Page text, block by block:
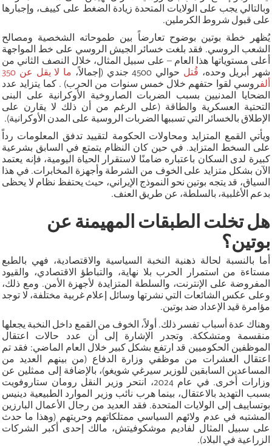
وبالتالي يجب على الولايات المتحدة زيادة الضغط على كييف، وإجبارها
على قبول شروط الكرملين.
يُظهر خطة بوتين بوضوح تعارضاً بين طموحاته الشخصية ومصالح
الشعب الروسي. فقد بلغت خسائر الجيش الروسي على خط المواجهة
أعلى مستوياتها هذا العام – على سبيل المثال، خلال النصف الثاني من
شهر أبريل وحده، قُتل حوالي 4500 جندي (إجمالاً،
ما لا يقل عن 350
ألفروسي لقوا حتفهم خلال خمس سنوات من الحرب) . كما يتزايد عدد
الضحايا المدنيين بسبب الضربات الصاروخية الأوكرانية على البنى
التحتية العسكرية والطاقة (على الرغم من أن ذلك لا يقارن على
الإطلاق بالخسائر التي تسببها الضربات الروسية على المدن الأوكرانية).
ويأتي القمع المتزايد ومحاولات الحكومة لتقييد تدفق المعلومات رداً
على السخط المتزايد. في حين كان النظام يتمتع في السابق بشرعية
كبيرة لدى السكان باعتباره ضامنًا لاستقرار الحياة اليومية، فإنه يعتمد
الآن بشكل متزايد على الخوف من الشرطة وأجهزة المخابرات. في هذا
السياق، قد يتجه بوتين نحو النموذج الإيراني، حيث يحتفظ نظام لا يحظى
بدعم الأغلبية، بالسلطة، عن طريق العنف.
هل تخلت الطبقات المهيمنة عن
بوتين؟
أما بالنسبة لحالة ذهنية النخبة السياسية والاقتصادية، فهي بالطبع
مستاءة من استمرار الحرب بلا نهاية، والتباطؤ الاقتصادي، والقيود
المفروضة على الإنترنت، والسلطة المتزايدة لأجهزة الأمن. ومع ذلك،
وعلى عكس الشائعات التي نشرتها وسائل إعلام غربية مختلفة، لا توجد
مؤامرة قيد الإعداد ضد بوتين.
وهناك عدة أسباب تفسر ذلك. أولاً، الخوف من القمع داخل النخبة يجعلها
منقسمة ومتشككة. وتجدر الإشارة إلى أن عدد حالات اعتقال
الموظفين الحكوميين قد ارتفع بشكل كبير خلال العام الماضي: فقد تم
اعتقال العشرات من موظفي وزارة الدفاع (من بينهم العديد من
المساعدين السابقين للوزير سيرغي شويغو)، بالإضافة إلى ممثلين عن
وزارات أخرى. في عام 2024، انتحر وزير النقل رومان ستاروفويت
بسبب التهديد بالاعتقال، بينما هرب نائب وزير الموارد الطبيعية دينيس
بوتساييف إلى الولايات المتحدة. فقد العديد من رجال الأعمال البارزين
المشتبه في عدم ولائهم السياسي ممتلكاتهم وحريتهم (وهذا ما حدث
على سبيل المثال لفاديم موشكوفيتش، مالك إحدى أكبر الشركات
الزراعية في البلاد).